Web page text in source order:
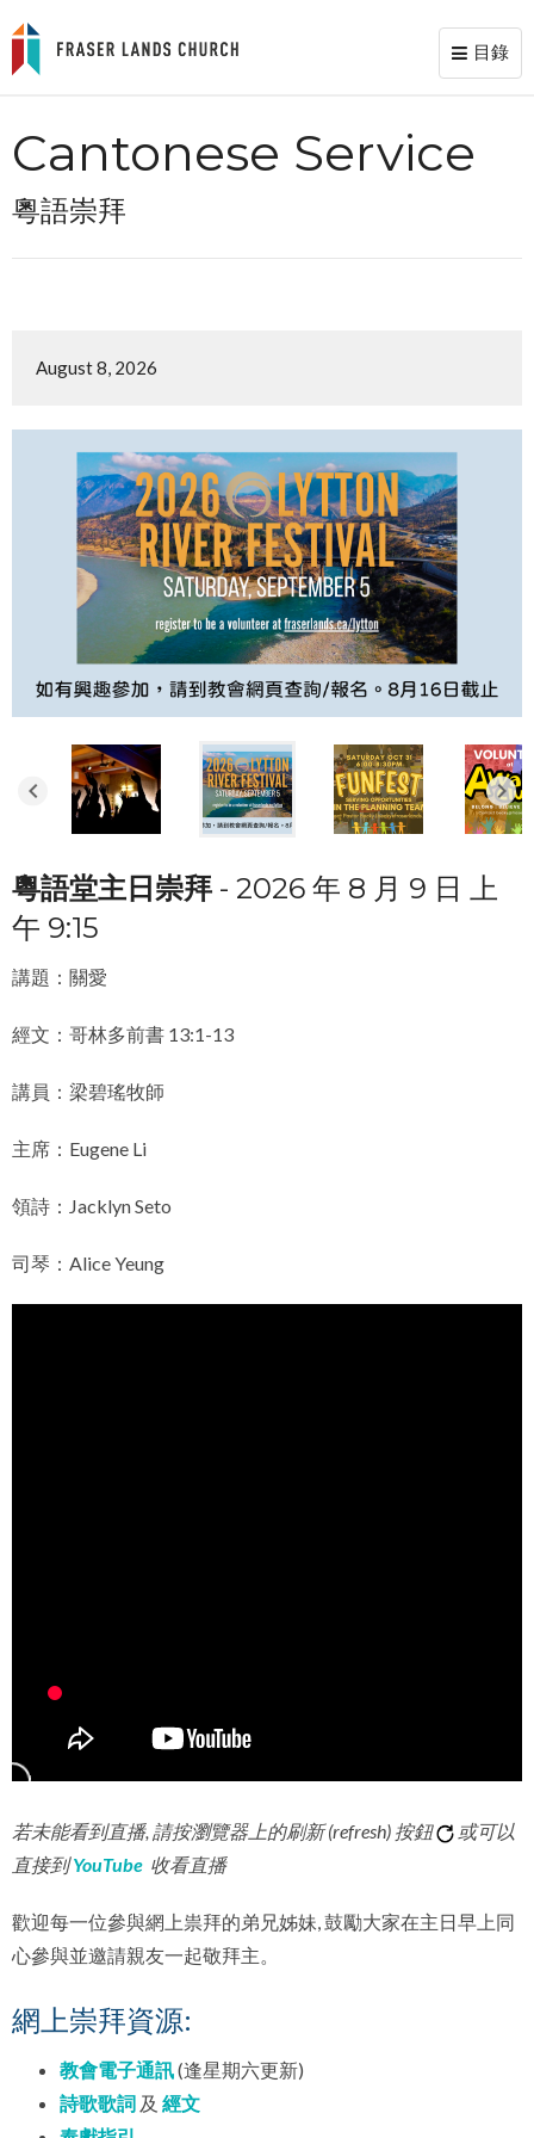
Toggle
目錄
Cantonese Service
粵語崇拜
August 8, 2026
keyboard_arrow_left keyboard_arrow_right
粵語堂主日崇拜 - 2026 年 8 月 9 日 上
午 9:15
講題：關愛
經文：哥林多前書 13:1-13
講員：梁碧瑤牧師
主席：Eugene Li
領詩：Jacklyn Seto
司琴：Alice Yeung
若未能看到直播, 請按瀏覽器上的刷新 (refresh) 按鈕
或可以
直接到YouTube 收看直播
歡迎每一位參與網上祟拜的弟兄姊妹, 鼓勵大家在主日早上同
心參與並邀請親友一起敬拜主。
網上崇拜資源:
教會電子通訊(逢星期六更新)
詩歌歌詞 及 經文